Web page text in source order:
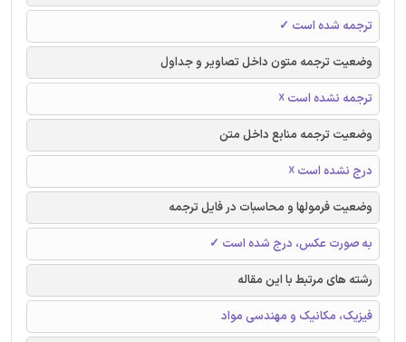
ترجمه شده است ✓
وضعیت ترجمه متون داخل تصاویر و جداول
ترجمه نشده است ☓
وضعیت ترجمه منابع داخل متن
درج نشده است ☓
وضعیت فرمولها و محاسبات در فایل ترجمه
به صورت عکس، درج شده است ✓
رشته های مرتبط با این مقاله
فیزیک، مکانیک و مهندسی مواد